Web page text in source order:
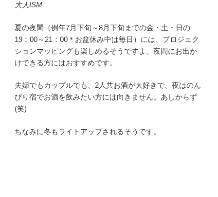
大人ISM
夏の夜間（例年7月下旬～8月下旬までの金・土・日の
19：00～21：00＊お盆休み中は毎日）には、プロジェク
ションマッピングも楽しめるそうですよ。夜間にお出か
けできる方にはおすすめです。
夫婦でもカップルでも、2人共お酒が大好きで、夜はのん
びり宿でお酒を飲みたい方には向きません。あしからず
(笑)
ちなみに冬もライトアップされるそうです。